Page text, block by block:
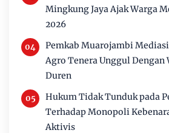
Mingkung Jaya Ajak Warga
2026
Pemkab Muarojambi
Agro Tenera Unggul Dengan
Duren
Hukum Tidak Tunduk pada
Terhadap Monopoli
Aktivis